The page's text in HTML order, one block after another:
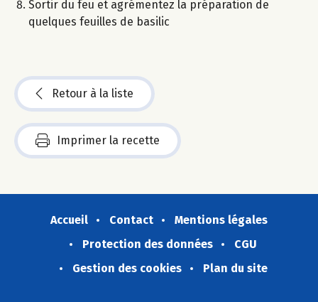
Sortir du feu et agrémentez la préparation de
quelques feuilles de basilic
Retour à la liste
Imprimer la recette
Accueil Contact
Mentions légales
Protection des données
CGU
Gestion des cookies
Plan du site